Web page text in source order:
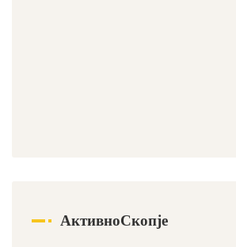
АктивноСкопје